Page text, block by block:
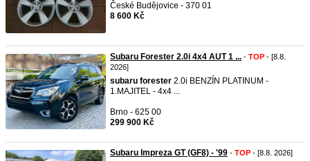
České Budějovice - 370 01
8 600 Kč
Subaru Forester 2.0i 4x4 AUT 1 ... - TOP - [8.8.
2026]
subaru forester 2.0i BENZÍN PLATINUM -
1.MAJITEL - 4x4 ...
Brno - 625 00
299 900 Kč
Subaru Impreza GT (GF8) - '99 - TOP - [8.8. 2026]